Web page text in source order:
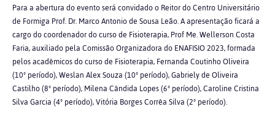
Para a abertura do evento será convidado o Reitor do Centro Universitário
de Formiga Prof. Dr. Marco Antonio de Sousa Leão. A apresentação ficará a
cargo do coordenador do curso de Fisioterapia, Prof Me. Wellerson Costa
Faria, auxiliado pela Comissão Organizadora do ENAFISIO 2023, formada
pelos acadêmicos do curso de Fisioterapia, Fernanda Coutinho Oliveira
(10º período), Weslan Alex Souza (10º período), Gabriely de Oliveira
Castilho (8º período), Milena Cândida Lopes (6º período), Caroline Cristina
Silva Garcia (4º período), Vitória Borges Corrêa Silva (2º período).